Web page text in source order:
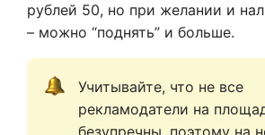
рублей 50, но при желании и
– можно “поднять” и больше.
Учитывайте, что не все
рекламодатели на
безупречны, поэтому на